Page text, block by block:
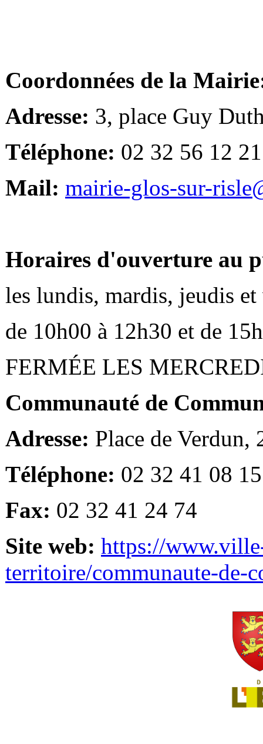
Coordonnées de la
Adresse: 3, place Guy
Téléphone: 02 32 56 12 21
Mail: mairie-glos-sur-
Horaires d'ouverture au
les lundis, mardis, jeudis et
de 10h00 à 12h30 et de
FERMÉE LES
Communauté de
Adresse: Place de Verdun,
Téléphone: 02 32 41 08 15
Fax: 02 32 41 24 74
Site web: https://
territoire/communaute-de-